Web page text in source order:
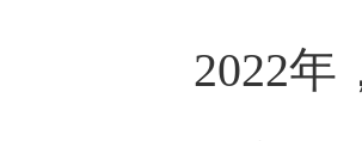
2022年，